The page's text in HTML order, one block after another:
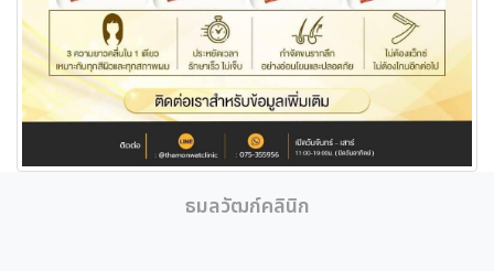
ธมลวัฒก์คลินิก